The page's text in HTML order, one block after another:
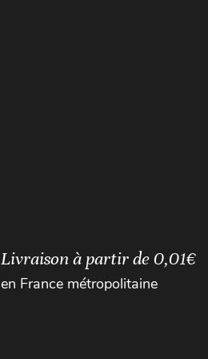
Livraison à partir de 0,01€
en France métropolitaine